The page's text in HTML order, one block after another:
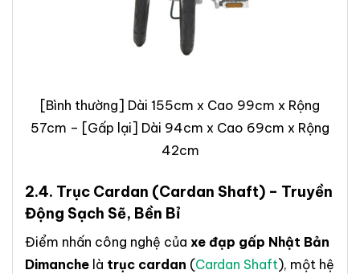
[Bình thường] Dài 155cm x Cao 99cm x Rộng
57cm – [Gấp lại] Dài 94cm x Cao 69cm x Rộng
42cm
2.4. Trục Cardan (Cardan Shaft) – Truyền
Động Sạch Sẽ, Bền Bỉ
Điểm nhấn công nghệ của xe đạp gấp Nhật Bản
Dimanche là trục cardan (Cardan Shaft), một hệ